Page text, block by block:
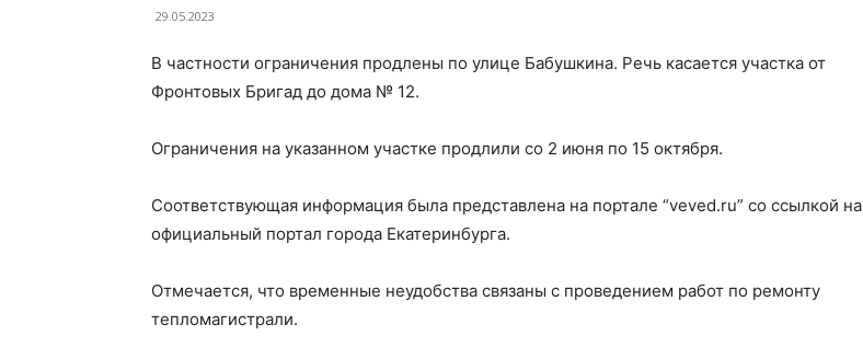
29.05.2023
В частности ограничения продлены по улице Бабушкина. Речь касается участка от
Фронтовых Бригад до дома № 12.
Ограничения на указанном участке продлили со 2 июня по 15 октября.
Соответствующая информация была представлена на портале “veved.ru” со ссылкой на
официальный портал города Екатеринбурга.
Отмечается, что временные неудобства связаны с проведением работ по ремонту
тепломагистрали.